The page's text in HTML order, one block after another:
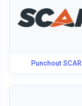
Punchout SCAR